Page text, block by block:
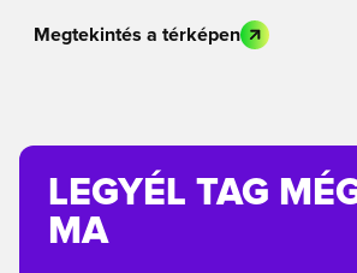
Megtekintés a térképen
LEGYÉL TAG
MA